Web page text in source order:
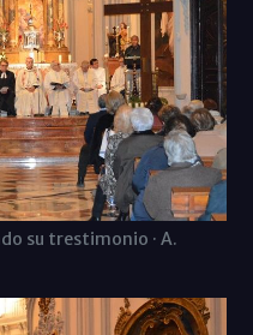
su trestimonio · A.